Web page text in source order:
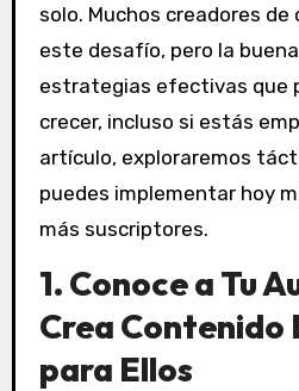
solo. Muchos creadores
este desafío, pero la
estrategias efectivas que
crecer, incluso si estás
artículo, exploraremos
puedes implementar hoy
más suscriptores.
1. Conoce a Tu
Crea Contenido
para Ellos